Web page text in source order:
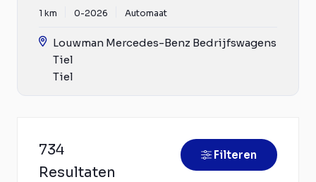
1 km 0-2026 Automaat
Louwman Mercedes-Benz Bedrijfswagens
Tiel
Tiel
734
Resultaten
Filteren